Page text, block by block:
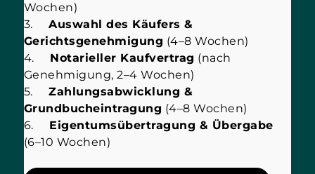
Wochen)
3.Auswahl des Käufers &
Gerichtsgenehmigung (4–8 Wochen)
4. Notarieller Kaufvertrag (nach
Genehmigung, 2–4 Wochen)
5.Zahlungsabwicklung &
Grundbucheintragung (4–8 Wochen)
6. Eigentumsübertragung & Übergabe
(6–10 Wochen)